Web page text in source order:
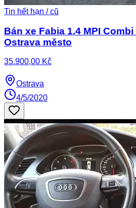
Tin hết hạn / cũ
Bán xe Fabia 1.4 MPI
Ostrava město
35.900,00 Kč
Ostrava
4/5/2020